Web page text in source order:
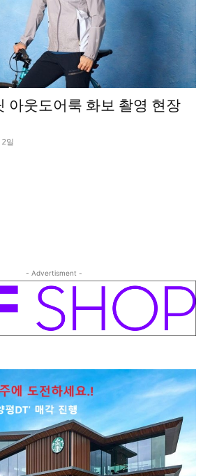
아웃도어룩 화보 촬영 현장
일
- Advertisment -